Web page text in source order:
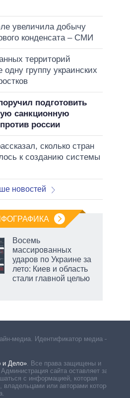
увеличила добычу
конденсата – СМИ
территорий
группу украинских
подготовить
санкционную
россии
сколько стран
к созданию системы
новостей
Восемь
массированных
ударов по Украине за
лето: Киев и область
стали главной целью
медиа. Идентификатор медиа –
и Дело». Все права защищены и
сайта оставляет за
с информацией, которая
владельцами или авторами которой